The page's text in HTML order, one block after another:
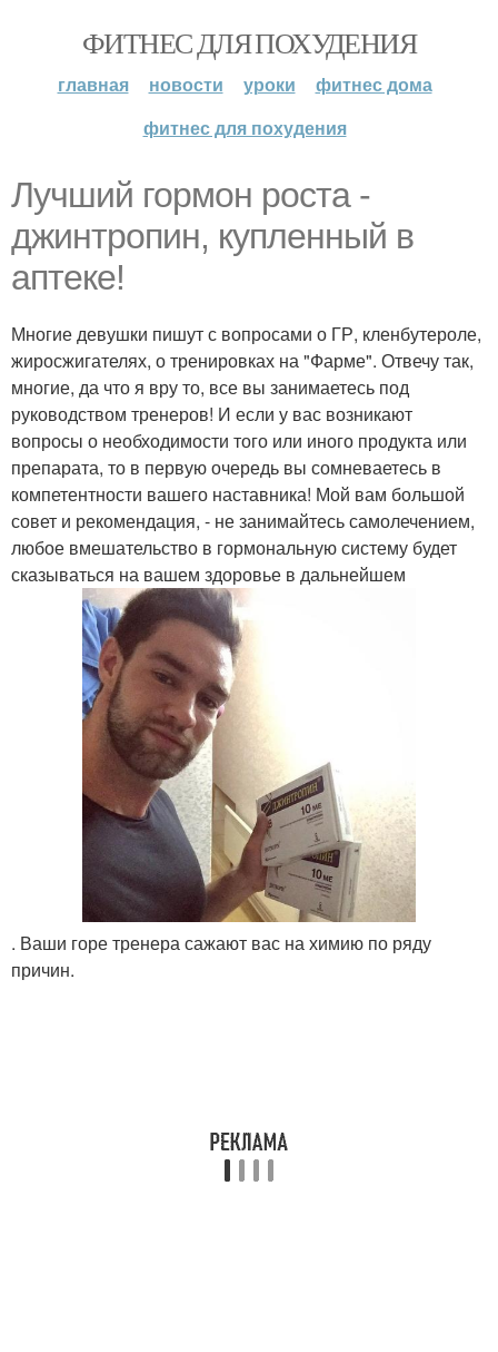
ФИТНЕС ДЛЯ ПОХУДЕНИЯ
главная новости уроки
фитнес дома
фитнес для похудения
Лучший гормон роста -
джинтропин, купленный в
аптеке!
Многие девушки пишут с вопросами о ГР, кленбутероле,
жиросжигателях, о тренировках на "Фарме". Отвечу так,
многие, да что я вру то, все вы занимаетесь под
руководством тренеров! И если у вас возникают
вопросы о необходимости того или иного продукта или
препарата, то в первую очередь вы сомневаетесь в
компетентности вашего наставника! Мой вам большой
совет и рекомендация, - не занимайтесь самолечением,
любое вмешательство в гормональную систему будет
сказываться на вашем здоровье в дальнейшем
. Ваши горе тренера сажают вас на химию по ряду
причин.